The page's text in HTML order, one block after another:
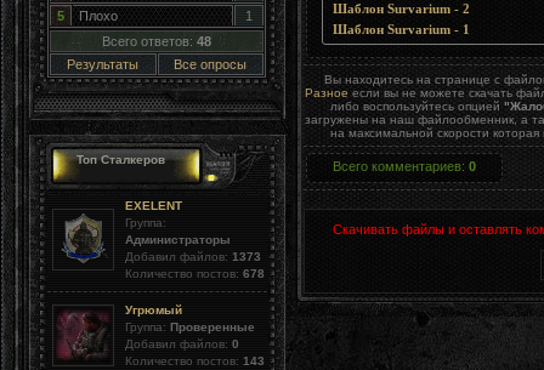
5
Плохо
1
Всего ответов: 48
Результаты
Все опросы
Топ Сталкеров
EXELENT
Группа:
Администраторы
Добавил файлов: 1373
Количество постов: 678
Угрюмый
Группа: Проверенные
Добавил файлов: 0
Количество постов: 143
Шаблон Survarium - 2
Шаблон Survarium - 1
Вы находитесь на странице с
Разное если вы не можете скачать
либо воспользуйтесь опцией
загружены на наш файлообменник, а
на максимальной скорости
Всего комментариев: 0
Скачивать файлы и оставлять